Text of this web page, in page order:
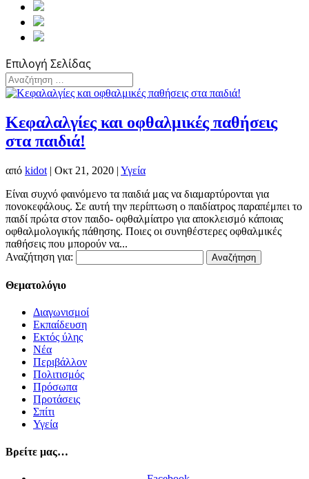
Επιλογή Σελίδας
Κεφαλαλγίες και οφθαλμικές παθήσεις
στα παιδιά!
από kidot | Οκτ 21, 2020 | Υγεία
Είναι συχνό φαινόμενο τα παιδιά μας να διαμαρτύρονται για
πονοκεφάλους. Σε αυτή την περίπτωση ο παιδίατρος παραπέμπει το
παιδί πρώτα στον παιδο- οφθαλμίατρο για αποκλεισμό κάποιας
οφθαλμολογικής πάθησης. Ποιες οι συνηθέστερες οφθαλμικές
παθήσεις που μπορούν να...
Αναζήτηση για:
Θεματολόγιο
Διαγωνισμοί
Εκπαίδευση
Εκτός ύλης
Νέα
Περιβάλλον
Πολιτισμός
Πρόσωπα
Προτάσεις
Σπίτι
Υγεία
Βρείτε μας…